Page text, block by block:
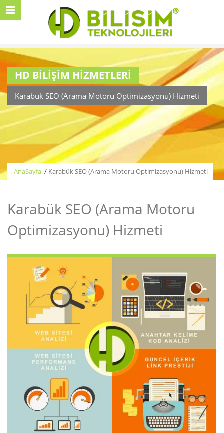
HD BİLİŞİM HİZMETLERİ
Karabük SEO (Arama Motoru Optimizasyonu) Hizmeti
AnaSayfa / Karabük SEO (Arama Motoru Optimizasyonu) Hizmeti
Karabük SEO (Arama Motoru
Optimizasyonu) Hizmeti